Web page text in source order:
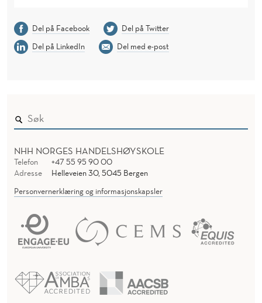
Del på Facebook
Del på Twitter
Del på LinkedIn
Del med e-post
NHH NORGES HANDELSHØYSKOLE
Telefon
+47 55 95 90 00
Adresse
Helleveien 30, 5045 Bergen
Personvernerklæring og informasjonskapsler